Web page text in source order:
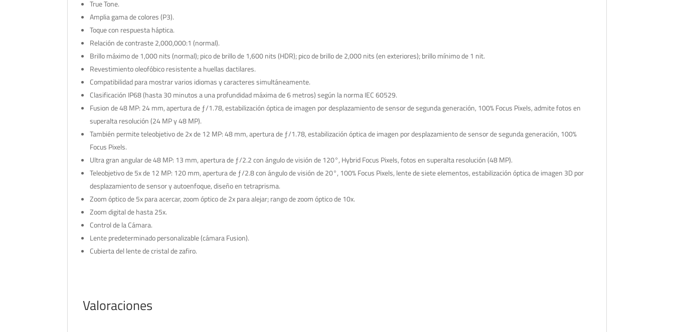
True Tone.
Amplia gama de colores (P3).
Toque con respuesta háptica.
Relación de contraste 2,000,000:1 (normal).
Brillo máximo de 1,000 nits (normal); pico de brillo de 1,600 nits (HDR); pico de brillo de 2,000 nits (en exteriores); brillo mínimo de 1 nit.
Revestimiento oleofóbico resistente a huellas dactilares.
Compatibilidad para mostrar varios idiomas y caracteres simultáneamente.
Clasificación IP68 (hasta 30 minutos a una profundidad máxima de 6 metros) según la norma IEC 60529.
Fusion de 48 MP: 24 mm, apertura de ƒ/1.78, estabilización óptica de imagen por desplazamiento de sensor de segunda generación, 100% Focus Pixels, admite fotos en
superalta resolución (24 MP y 48 MP).
También permite teleobjetivo de 2x de 12 MP: 48 mm, apertura de ƒ/1.78, estabilización óptica de imagen por desplazamiento de sensor de segunda generación, 100%
Focus Pixels.
Ultra gran angular de 48 MP: 13 mm, apertura de ƒ/2.2 con ángulo de visión de 120°, Hybrid Focus Pixels, fotos en superalta resolución (48 MP).
Teleobjetivo de 5x de 12 MP: 120 mm, apertura de ƒ/2.8 con ángulo de visión de 20°, 100% Focus Pixels, lente de siete elementos, estabilización óptica de imagen 3D por
desplazamiento de sensor y autoenfoque, diseño en tetraprisma.
Zoom óptico de 5x para acercar, zoom óptico de 2x para alejar; rango de zoom óptico de 10x.
Zoom digital de hasta 25x.
Control de la Cámara.
Lente predeterminado personalizable (cámara Fusion).
Cubierta del lente de cristal de zafiro.
Valoraciones